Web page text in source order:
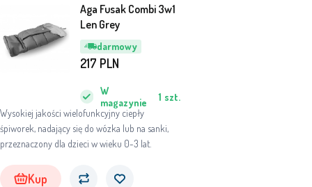
darmowy
Aga Fusak Combi 3w1
Len Grey
Wysokiej jakości wielofunkcyjny ciepły
śpiworek, nadający się do wózka lub na sanki,
przeznaczony dla dzieci w wieku 0-3 lat.
W
magazynie
1 szt.
217 PLN
Kup